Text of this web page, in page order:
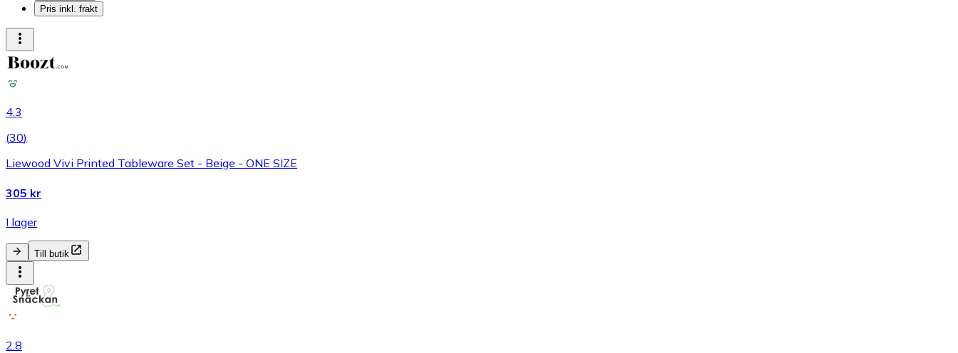
Pris inkl. frakt
4.3
(30)
Liewood Vivi Printed Tableware Set - Beige - ONE SIZE
305 kr
I lager
Till butik
2.8